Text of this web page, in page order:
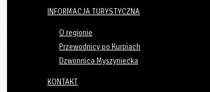
INFORMACJA TURYSTYCZNA
O regionie
Przewodnicy po Kurpiach
Dzwonnica Myszyniecka
KONTAKT